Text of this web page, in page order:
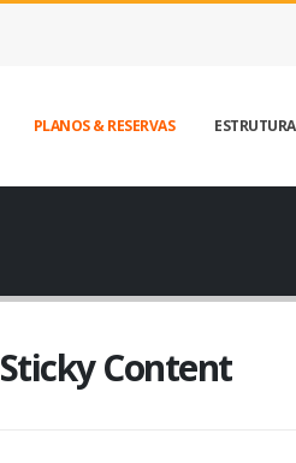
PLANOS & RESERVAS ESTRUTURA
Sticky Content